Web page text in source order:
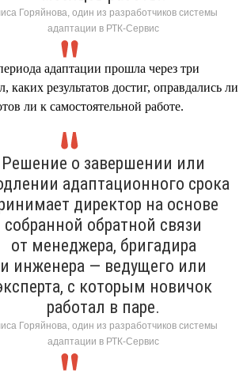
Горяйнова, один из разработчиков системы
адаптации в РТК-Сервис
адаптации прошла через три
каких результатов достиг, оправдались ли
ли к самостоятельной работе.
Решение о завершении или
адаптационного срока
директор на основе
собранной обратной связи
от менеджера, бригадира
и инженера — ведущего или
с которым новичок
работал в паре.
Горяйнова, один из разработчиков системы
адаптации в РТК-Сервис